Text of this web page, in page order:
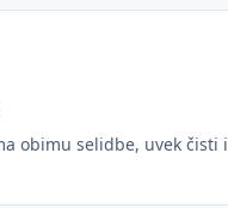
obimu selidbe, uvek čisti i